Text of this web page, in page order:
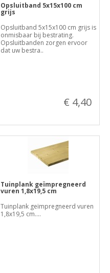
Opsluitband 5x15x100 cm
grijs
Opsluitband 5x15x100 cm grijs is
onmisbaar bij bestrating.
Opsluitbanden zorgen ervoor
dat uw bestra..
€ 4,40
Tuinplank geïmpregneerd
vuren 1,8x19,5 cm
Tuinplank geïmpregneerd vuren
1,8x19,5 cm....